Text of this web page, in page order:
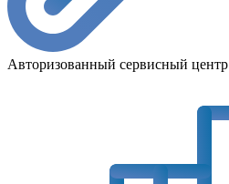
Авторизованный сервисный центр